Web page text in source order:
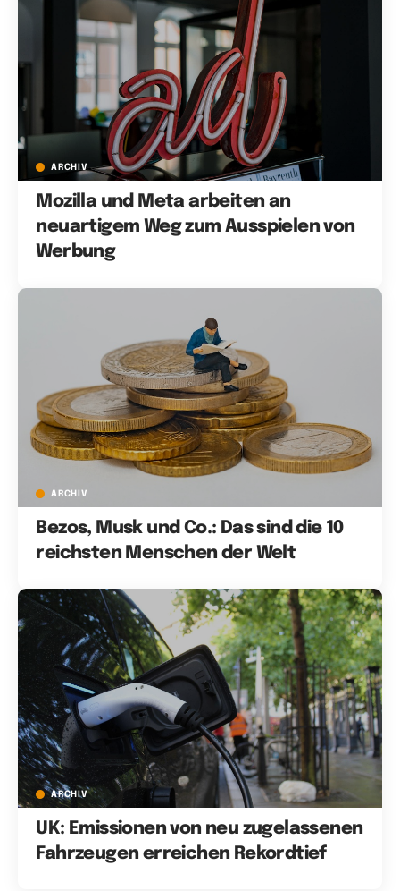
ARCHIV
Mozilla und Meta arbeiten an
neuartigem Weg zum Ausspielen von
Werbung
ARCHIV
Bezos, Musk und Co.: Das sind die 10
reichsten Menschen der Welt
ARCHIV
UK: Emissionen von neu zugelassenen
Fahrzeugen erreichen Rekordtief